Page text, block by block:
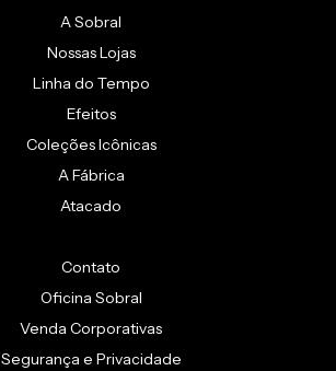
A Sobral
Nossas Lojas
Linha do Tempo
Efeitos
Coleções Icônicas
A Fábrica
Atacado
Contato
Oficina Sobral
Venda Corporativas
Segurança e Privacidade